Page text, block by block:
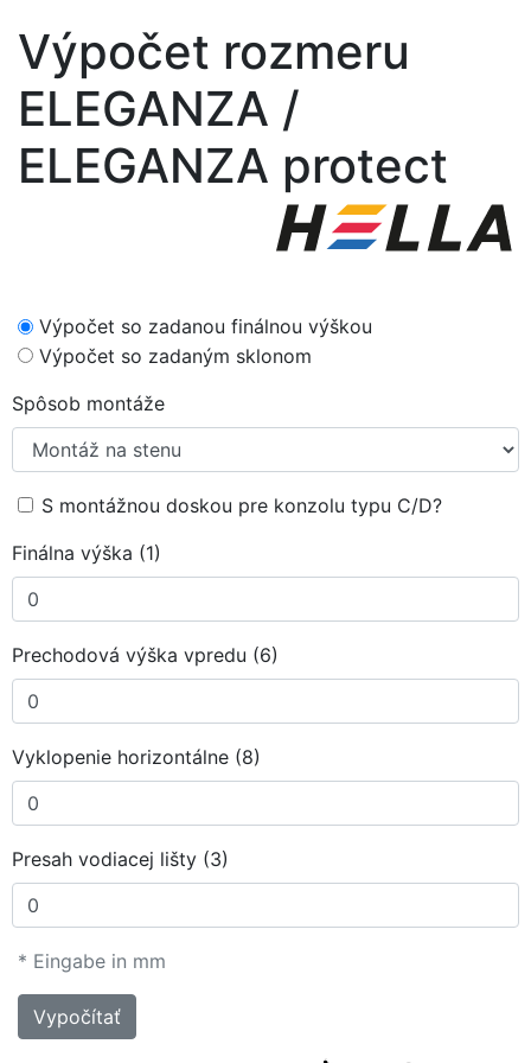
Výpočet rozmeru
ELEGANZA /
ELEGANZA protect
Výpočet so zadanou finálnou výškou
Výpočet so zadaným sklonom
Spôsob montáže
S montážnou doskou pre konzolu typu C/D?
Finálna výška (1)
Prechodová výška vpredu (6)
Vyklopenie horizontálne (8)
Presah vodiacej lišty (3)
* Eingabe in mm